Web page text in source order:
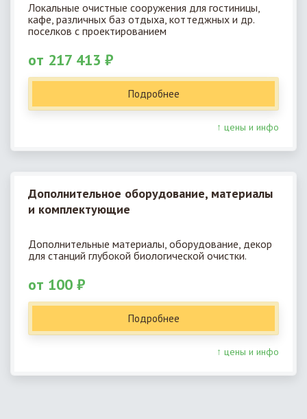
Локальные очистные сооружения для гостиницы,
кафе, различных баз отдыха, коттеджных и др.
поселков с проектированием
от 217 413 ₽
Подробнее
↑ цены и инфо
Дополнительное оборудование, материалы
и комплектующие
Дополнительные материалы, оборудование, декор
для станций глубокой биологической очистки.
от 100 ₽
Подробнее
↑ цены и инфо